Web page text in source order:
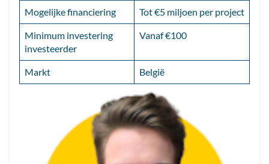
Mogelijke financiering Tot €5 miljoen per project
Minimum investering
investeerder
Vanaf €100
Markt België